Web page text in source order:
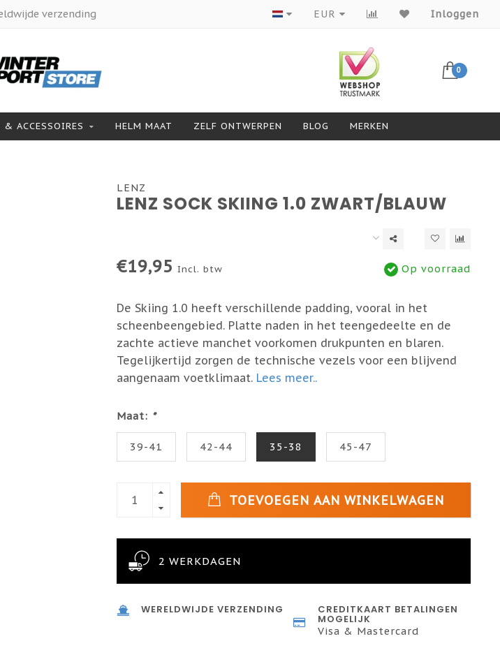
verzending Producten van topmerken
EUR Inloggen
0
& ACCESSOIRES HELM MAAT ZELF ONTWERPEN BLOG MERKEN
LENZ
LENZ SOCK SKIING 1.0 ZWART/BLAUW
€19,95 Incl. btw Op voorraad
De Skiing 1.0 heeft verschillende padding, vooral in het
scheenbeengebied. Platte naden in het teengedeelte en de
zachte actieve manchet voorkomen drukpunten en blaren.
Tegelijkertijd zorgen de technische vezels voor een blijvend
aangenaam voetklimaat. Lees meer..
Maat: *
39-41 42-44 35-38 45-47
TOEVOEGEN AAN WINKELWAGEN
2 WERKDAGEN
WERELDWIJDE VERZENDING CREDITKAART BETALINGEN
MOGELIJK
Visa & Mastercard